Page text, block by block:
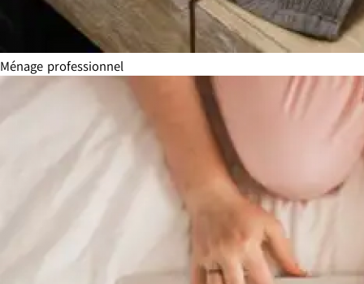
Ménage professionnel